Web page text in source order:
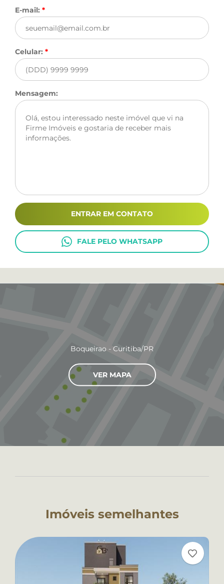
E-mail: *
Celular: *
Mensagem:
ENTRAR EM CONTATO
FALE PELO WHATSAPP
Boqueirao - Curitiba/PR
VER MAPA
Imóveis semelhantes